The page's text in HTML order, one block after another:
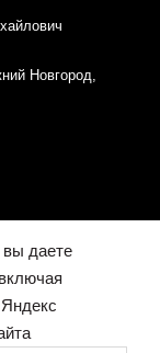
Новгород,
файлов
вы даете